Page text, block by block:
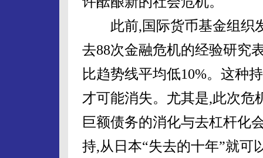
此前,国际货币基金组织
去88次金融危机的经验研究
比趋势线平均低10%。这种
才可能消失。尤其是,此次危
巨额债务的消化与去杠杆化
持,从日本“失去的十年”就可